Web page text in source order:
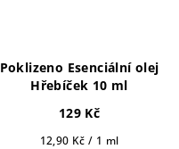
Poklizeno Esenciální olej
Hřebíček 10 ml
129 Kč
Měrná
12,90 Kč / 1 ml